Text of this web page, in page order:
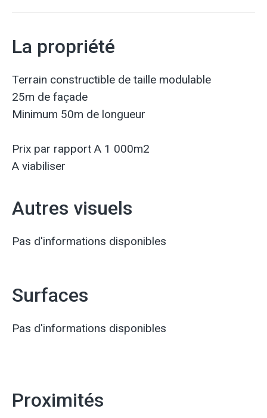
La propriété
Terrain constructible de taille modulable
25m de façade
Minimum 50m de longueur
Prix par rapport A 1 000m2
A viabiliser
Autres visuels
Pas d'informations disponibles
Surfaces
Pas d'informations disponibles
Proximités